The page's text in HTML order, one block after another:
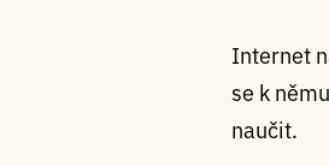
Internet
se k
naučit.